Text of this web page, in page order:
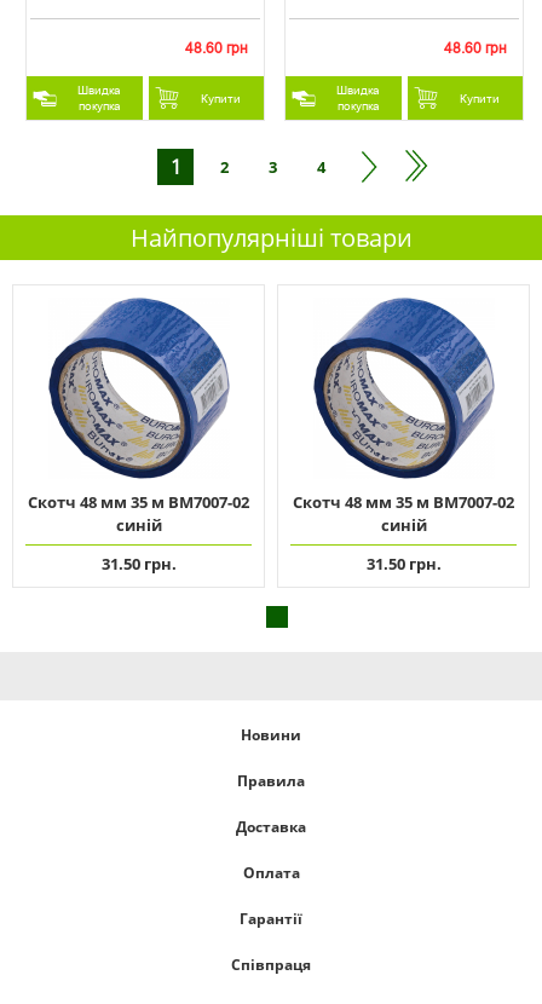
48.60 грн
Швидка
покупка
Купити
48.60 грн
Швидка
покупка
Купити
1 2 3 4
Найпопулярніші товари
Скотч 48 мм 35 м ВМ7007-02
синій
31.50 грн.
Скотч 48 мм 35 м ВМ7007-02
синій
31.50 грн.
Новини
Правила
Доставка
Оплата
Гарантії
Співпраця